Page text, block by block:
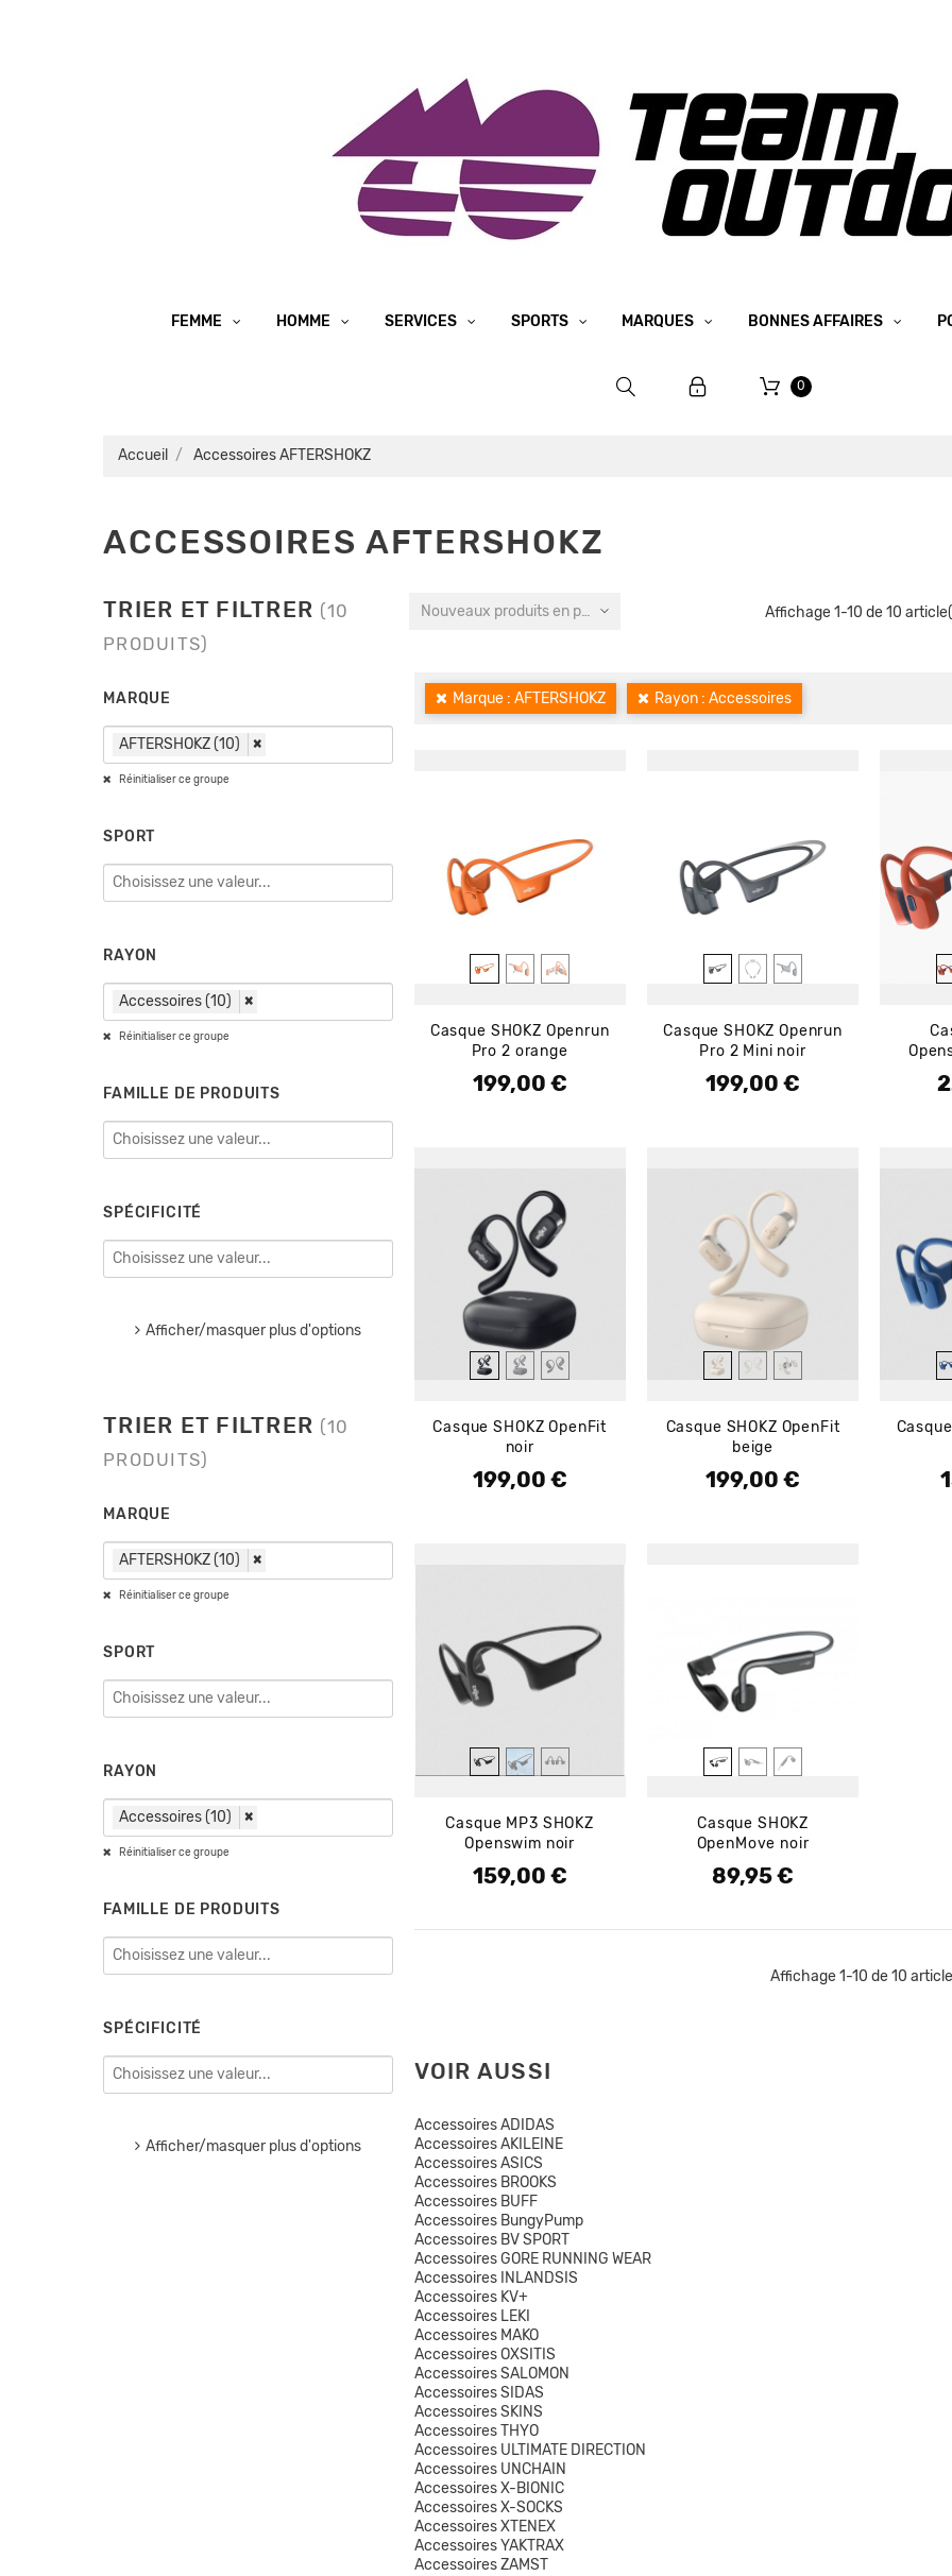
FEMME HOMME SERVICES SPORTS MARQUES BONNES AFFAIRES
0
Accueil Accessoires AFTERSHOKZ
ACCESSOIRES AFTERSHOKZ
TRIER ET FILTRER (10
PRODUITS)
MARQUE
AFTERSHOKZ (10) ×
Réinitialiser ce groupe
SPORT
RAYON
Accessoires (10) ×
Réinitialiser ce groupe
FAMILLE DE PRODUITS
SPÉCIFICITÉ
Afficher/masquer plus d'options
TRIER ET FILTRER (10
PRODUITS)
MARQUE
AFTERSHOKZ (10) ×
Réinitialiser ce groupe
SPORT
RAYON
Accessoires (10) ×
Réinitialiser ce groupe
FAMILLE DE PRODUITS
SPÉCIFICITÉ
Afficher/masquer plus d'options
Nouveaux produits en premier Affichage 1-10 de 10
Marque : AFTERSHOKZ Rayon : Accessoires
Casque SHOKZ Openrun
Pro 2 orange
Prix
199,00 €
Casque SHOKZ Openrun
Pro 2 Mini noir
Prix
199,00 €
Casque SHOKZ OpenFit
noir
Prix
199,00 €
Casque SHOKZ OpenFit
beige
Prix
199,00 €
Casque MP3 SHOKZ
Openswim noir
Prix
159,00 €
Casque SHOKZ
OpenMove noir
Prix
89,95 €
Affichage 1-10 de 10
VOIR AUSSI
Accessoires ADIDAS
Accessoires AKILEINE
Accessoires ASICS
Accessoires BROOKS
Accessoires BUFF
Accessoires BungyPump
Accessoires BV SPORT
Accessoires GORE RUNNING WEAR
Accessoires INLANDSIS
Accessoires KV+
Accessoires LEKI
Accessoires MAKO
Accessoires OXSITIS
Accessoires SALOMON
Accessoires SIDAS
Accessoires SKINS
Accessoires THYO
Accessoires ULTIMATE DIRECTION
Accessoires UNCHAIN
Accessoires X-BIONIC
Accessoires X-SOCKS
Accessoires XTENEX
Accessoires YAKTRAX
Accessoires ZAMST